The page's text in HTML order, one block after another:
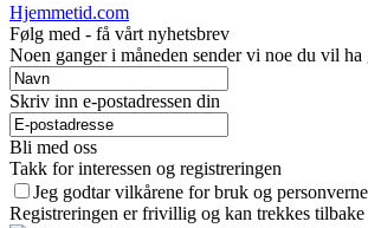
Hjemmetid.com
Følg med - få vårt nyhetsbrev
Noen ganger i måneden sender vi noe du vil ha
Skriv inn e-postadressen din
Bli med oss
Takk for interessen og registreringen
Jeg godtar vilkårene for bruk og
Registreringen er frivillig og kan trekkes